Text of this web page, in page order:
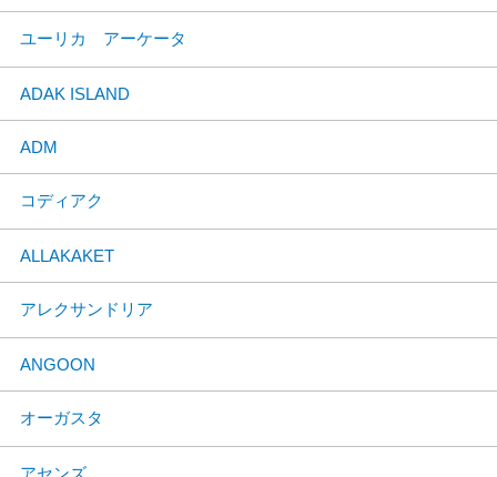
ユーリカ アーケータ
ADAK ISLAND
ADM
コディアク
ALLAKAKET
アレクサンドリア
ANGOON
オーガスタ
アセンズ